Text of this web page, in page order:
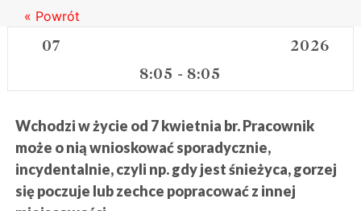
« Powrót
07
2026
8:05 - 8:05
Wchodzi w życie od 7 kwietnia br. Pracownik
może o nią wnioskować sporadycznie,
incydentalnie, czyli np. gdy jest śnieżyca, gorzej
się poczuje lub zechce popracować z innej